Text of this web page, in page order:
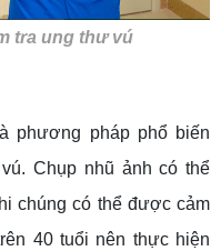
tra ung thư vú
phương pháp phổ biến
Chụp nhũ ảnh có thể
chúng có thể được cảm
40 tuổi nên thực hiện